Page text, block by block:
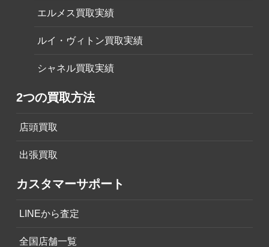
エルメス買取実績
ルイ・ヴィトン買取実績
シャネル買取実績
2つの買取方法
店頭買取
出張買取
カスタマーサポート
LINEから査定
全国店舗一覧